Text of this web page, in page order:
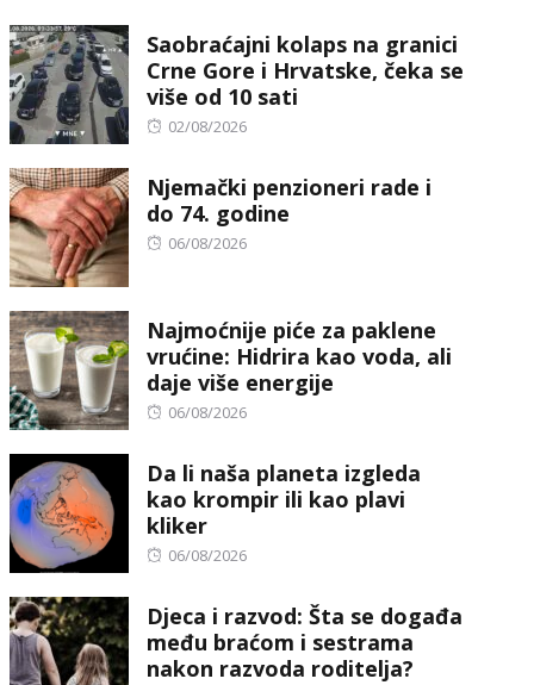
Saobraćajni kolaps na granici
Crne Gore i Hrvatske, čeka se
više od 10 sati
Posted
02/08/2026
Njemački penzioneri rade i
do 74. godine
Posted
06/08/2026
Najmoćnije piće za paklene
vrućine: Hidrira kao voda, ali
daje više energije
Posted
06/08/2026
Da li naša planeta izgleda
kao krompir ili kao plavi
kliker
Posted
06/08/2026
Djeca i razvod: Šta se događa
među braćom i sestrama
nakon razvoda roditelja?